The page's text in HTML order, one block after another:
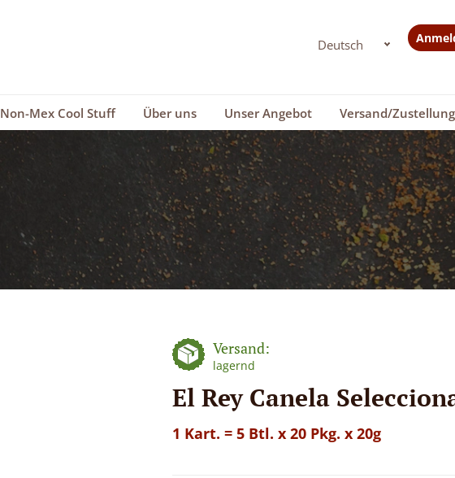
Non-Mex Cool Stuff Über uns Unser Angebot Versand/Zustellung
Versand:
lagernd
El Rey Canela
1 Kart. = 5 Btl. x 20 Pkg. x 20g